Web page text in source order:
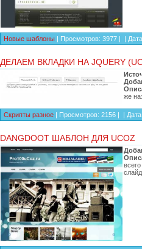
Новые шаблоны | Просмотров: 3977 | |
ДЕЛАЕМ ВКЛАДКИ НА JQUERY
же
Скрипты разное | Просмотров: 2156 | |
DANGDOOT ШАБЛОН ДЛЯ UCOZ